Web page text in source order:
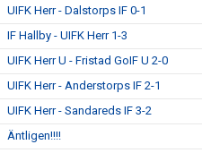
UIFK Herr - Dalstorps IF 0-1
IF Hallby - UIFK Herr 1-3
UIFK Herr U - Fristad GoIF U 2-0
UIFK Herr - Anderstorps IF 2-1
UIFK Herr - Sandareds IF 3-2
Äntligen!!!!